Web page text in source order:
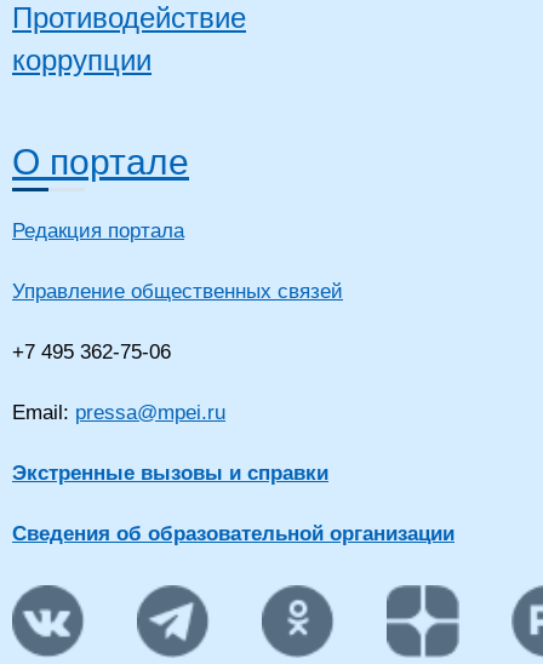
Противодействие
коррупции
О портале
Редакция портала
Управление общественных связей
+7 495 362-75-06
Email: pressa@mpei.ru
Экстренные вызовы и справки
Сведения об образовательной организации